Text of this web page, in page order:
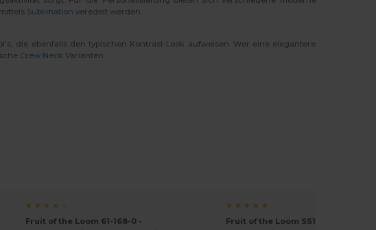
Sublimation veredelt werden.
, die ebenfalls den typischen Kontrast-Look aufweisen. Wer eine elegantere
Crew Neck Varianten.
★ ★ ★ ★ ☆
Fruit of the Loom 61-168-0 -
★ ★ ★ ★ ★
Fruit of the Loom SS168 -